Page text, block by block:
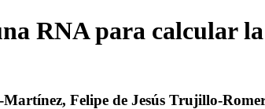
RNA para calcular
Felipe de Jesús Trujillo-